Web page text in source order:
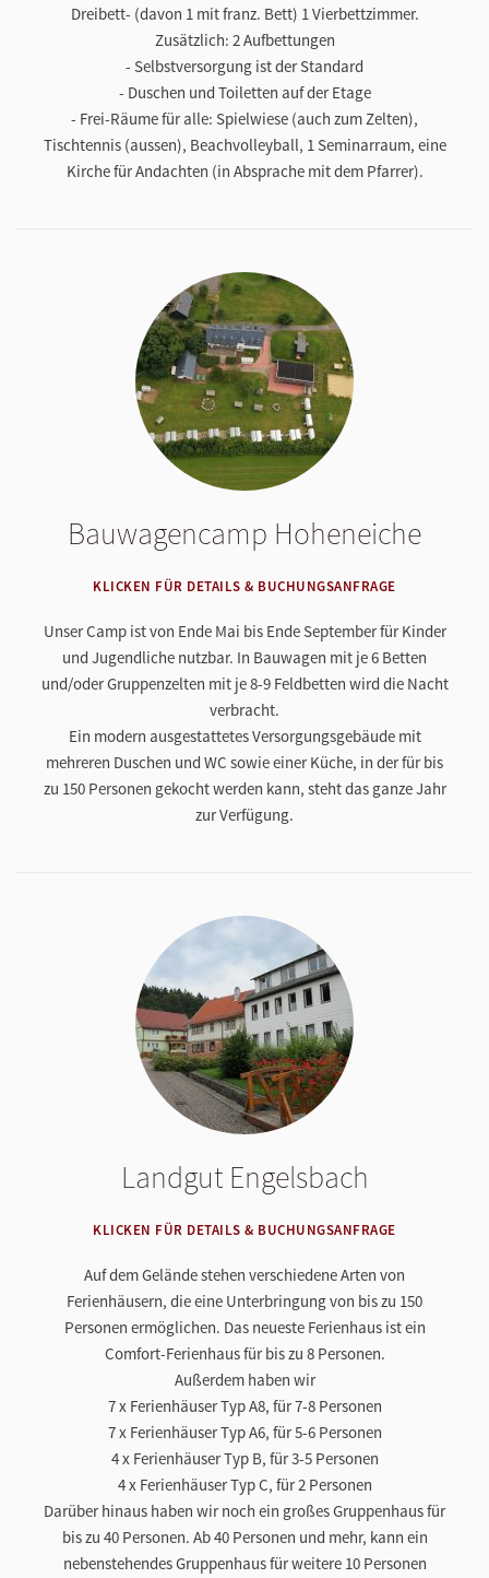
Dreibett- (davon 1 mit franz. Bett) 1 Vierbettzimmer.
Zusätzlich: 2 Aufbettungen
- Selbstversorgung ist der Standard
- Duschen und Toiletten auf der Etage
- Frei-Räume für alle: Spielwiese (auch zum Zelten),
Tischtennis (aussen), Beachvolleyball, 1 Seminarraum, eine
Kirche für Andachten (in Absprache mit dem Pfarrer).
Bauwagencamp Hoheneiche
KLICKEN FÜR DETAILS & BUCHUNGSANFRAGE
Unser Camp ist von Ende Mai bis Ende September für Kinder
und Jugendliche nutzbar. In Bauwagen mit je 6 Betten
und/oder Gruppenzelten mit je 8-9 Feldbetten wird die Nacht
verbracht.
Ein modern ausgestattetes Versorgungsgebäude mit
mehreren Duschen und WC sowie einer Küche, in der für bis
zu 150 Personen gekocht werden kann, steht das ganze Jahr
zur Verfügung.
Landgut Engelsbach
KLICKEN FÜR DETAILS & BUCHUNGSANFRAGE
Auf dem Gelände stehen verschiedene Arten von
Ferienhäusern, die eine Unterbringung von bis zu 150
Personen ermöglichen. Das neueste Ferienhaus ist ein
Comfort-Ferienhaus für bis zu 8 Personen.
Außerdem haben wir
7 x Ferienhäuser Typ A8, für 7-8 Personen
7 x Ferienhäuser Typ A6, für 5-6 Personen
4 x Ferienhäuser Typ B, für 3-5 Personen
4 x Ferienhäuser Typ C, für 2 Personen
Darüber hinaus haben wir noch ein großes Gruppenhaus für
bis zu 40 Personen. Ab 40 Personen und mehr, kann ein
nebenstehendes Gruppenhaus für weitere 10 Personen